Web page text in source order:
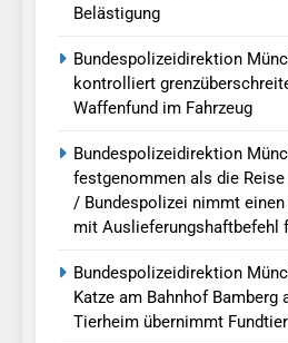
Belästigung
Bundespolizeidirektion
kontrolliert
Waffenfund im Fahrzeug
Bundespolizeidirektion
festgenommen als die
/ Bundespolizei nimmt
mit Auslieferungshaftbefehl
Bundespolizeidirektion
Katze am Bahnhof Bamberg
Tierheim übernimmt Fundtier